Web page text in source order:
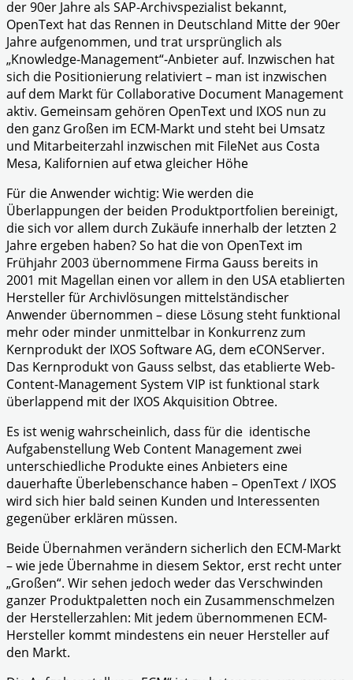
der 90er Jahre als SAP-Archivspezialist bekannt,
OpenText hat das Rennen in Deutschland Mitte der 90er
Jahre aufgenommen, und trat ursprünglich als
„Knowledge-Management“-Anbieter auf. Inzwischen hat
sich die Positionierung relativiert – man ist inzwischen
auf dem Markt für Collaborative Document Management
aktiv. Gemeinsam gehören OpenText und IXOS nun zu
den ganz Großen im ECM-Markt und steht bei Umsatz
und Mitarbeiterzahl inzwischen mit FileNet aus Costa
Mesa, Kalifornien auf etwa gleicher Höhe
Für die Anwender wichtig: Wie werden die
Überlappungen der beiden Produktportfolien bereinigt,
die sich vor allem durch Zukäufe innerhalb der letzten 2
Jahre ergeben haben? So hat die von OpenText im
Frühjahr 2003 übernommene Firma Gauss bereits in
2001 mit Magellan einen vor allem in den USA etablierten
Hersteller für Archivlösungen mittelständischer
Anwender übernommen – diese Lösung steht funktional
mehr oder minder unmittelbar in Konkurrenz zum
Kernprodukt der IXOS Software AG, dem eCONServer.
Das Kernprodukt von Gauss selbst, das etablierte Web-
Content-Management System VIP ist funktional stark
überlappend mit der IXOS Akquisition Obtree.
Es ist wenig wahrscheinlich, dass für die identische
Aufgabenstellung Web Content Management zwei
unterschiedliche Produkte eines Anbieters eine
dauerhafte Überlebenschance haben – OpenText / IXOS
wird sich hier bald seinen Kunden und Interessenten
gegenüber erklären müssen.
Beide Übernahmen verändern sicherlich den ECM-Markt
– wie jede Übernahme in diesem Sektor, erst recht unter
„Großen“. Wir sehen jedoch weder das Verschwinden
ganzer Produktpaletten noch ein Zusammenschmelzen
der Herstellerzahlen: Mit jedem übernommenen ECM-
Hersteller kommt mindestens ein neuer Hersteller auf
den Markt.